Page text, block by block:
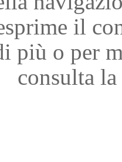
il
più o per
consulta